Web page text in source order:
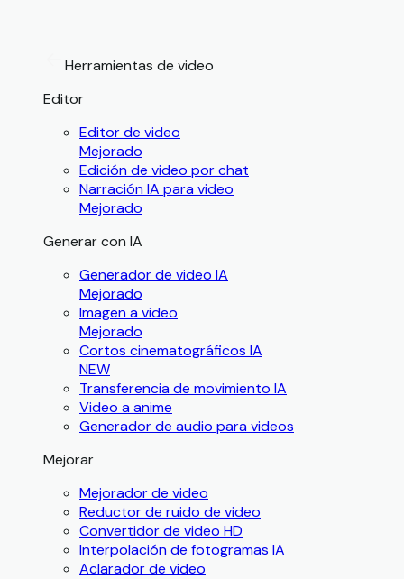
Herramientas de video
Editor
Editor de video
Mejorado
Edición de video por chat
Narración IA para video
Mejorado
Generar con IA
Generador de video IA
Mejorado
Imagen a video
Mejorado
Cortos cinematográficos IA
NEW
Transferencia de movimiento IA
Video a anime
Generador de audio para videos
Mejorar
Mejorador de video
Reductor de ruido de video
Convertidor de video HD
Interpolación de fotogramas IA
Aclarador de video